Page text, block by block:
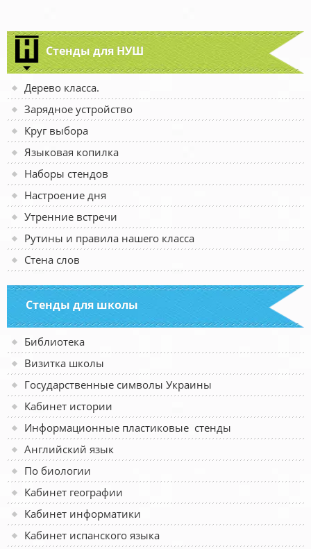
Стенды для НУШ
Дерево класса.
Зарядное устройство
Круг выбора
Языковая копилка
Наборы стендов
Настроение дня
Утренние встречи
Рутины и правила нашего класса
Стена слов
Стенды для школы
Библиотека
Визитка школы
Государственные символы Украины
Кабинет истории
Информационные пластиковые стенды
Английский язык
По биологии
Кабинет географии
Кабинет информатики
Кабинет испанского языка